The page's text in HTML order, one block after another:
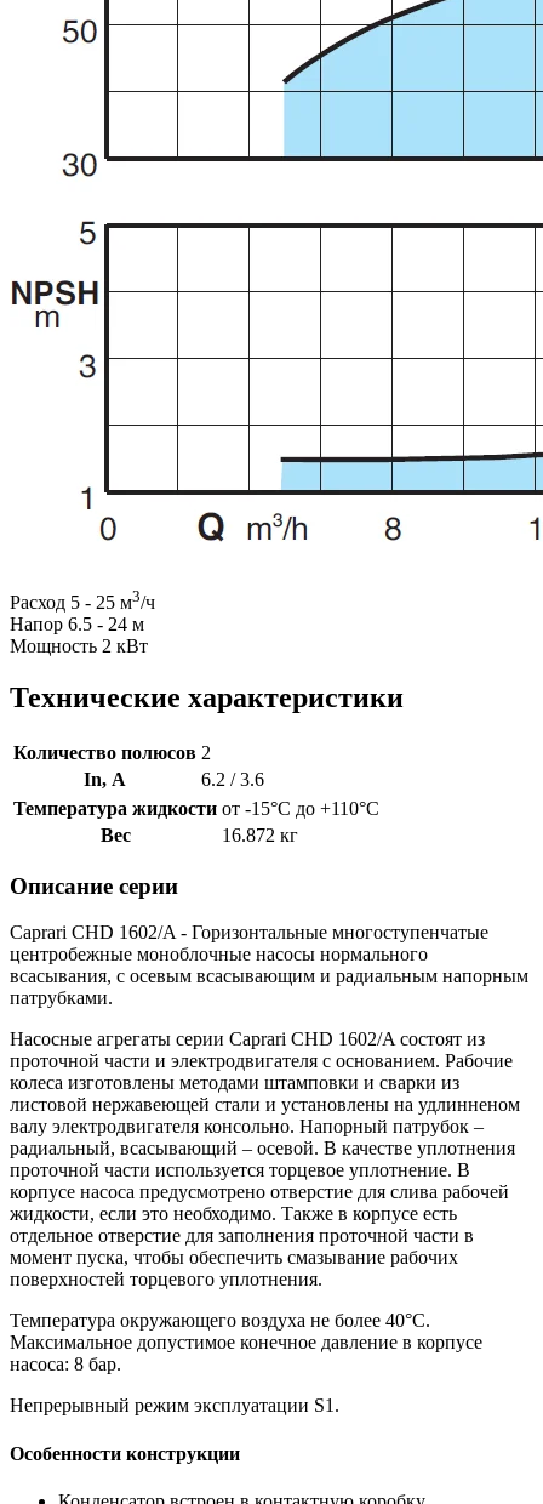
Расход 5 - 25 м3/ч
Напор 6.5 - 24 м
Мощность 2 кВт
Технические характеристики
Количество полюсов 2
In, А
6.2 / 3.6
Температура жидкости от -15°C до +110°C
Вес
16.872 кг
Описание серии
Caprari CHD 1602/A - Горизонтальные многоступенчатые
центробежные моноблочные насосы нормального
всасывания, с осевым всасывающим и радиальным напорным
патрубками.
Насосные агрегаты серии Caprari CHD 1602/A состоят из
проточной части и электродвигателя с основанием. Рабочие
колеса изготовлены методами штамповки и сварки из
листовой нержавеющей стали и установлены на удлинненом
валу электродвигателя консольно. Напорный патрубок –
радиальный, всасывающий – осевой. В качестве уплотнения
проточной части используется торцевое уплотнение. В
корпусе насоса предусмотрено отверстие для слива рабочей
жидкости, если это необходимо. Также в корпусе есть
отдельное отверстие для заполнения проточной части в
момент пуска, чтобы обеспечить смазывание рабочих
поверхностей торцевого уплотнения.
Температура окружающего воздуха не более 40°C.
Максимальное допустимое конечное давление в корпусе
насоса: 8 бар.
Непрерывный режим эксплуатации S1.
Особенности конструкции